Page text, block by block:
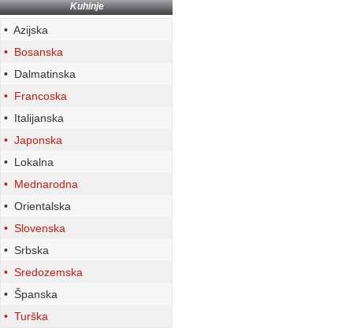
Kuhinje
• Azijska
• Bosanska
• Dalmatinska
• Francoska
• Italijanska
• Japonska
• Lokalna
• Mednarodna
• Orientalska
• Slovenska
• Srbska
• Sredozemska
• Španska
• Turška